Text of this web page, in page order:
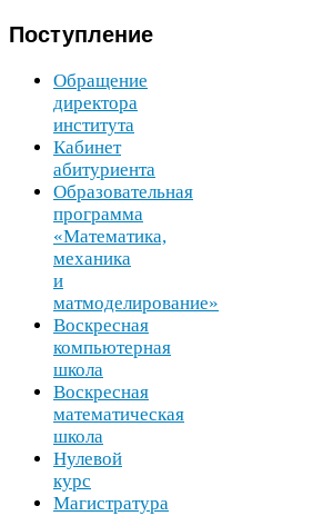
Поступление
Обращение
директора
института
Кабинет
абитуриента
Образовательная
программа
«Математика,
механика
и
матмоделирование»
Воскресная
компьютерная
школа
Воскресная
математическая
школа
Нулевой
курс
Магистратура